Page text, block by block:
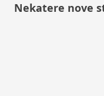
Nekatere nove